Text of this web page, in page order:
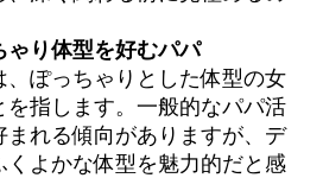
ゃり体型を好むパパ
、ぽっちゃりとした体型の女
指します。一般的なパパ活
まれる傾向がありますが、デ
くよかな体型を魅力的だと感